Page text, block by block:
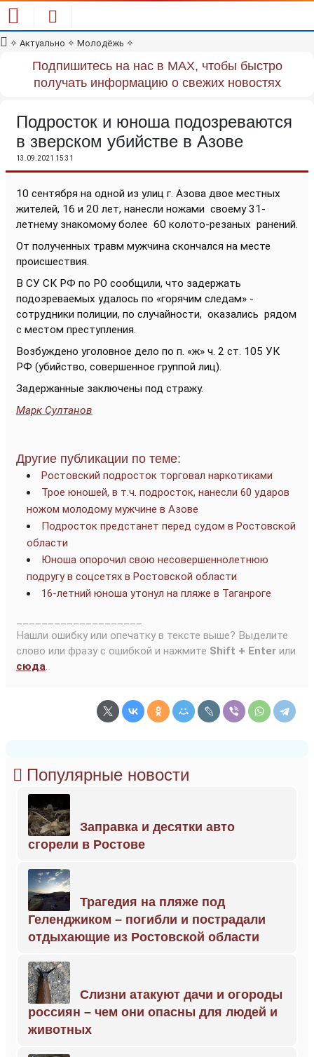
✧ Актуально ✧ Молодёжь ✧
Подпишитесь на нас в MAX, чтобы быстро
получать информацию о свежих новостях
Подросток и юноша подозреваются
в зверском убийстве в Азове
13.09.2021 15:31
10 сентября на одной из улиц г. Азова двое местных
жителей, 16 и 20 лет, нанесли ножами своему 31-
летнему знакомому более 60 колото-резаных ранений.
От полученных травм мужчина скончался на месте
происшествия.
В СУ СК РФ по РО сообщили, что задержать
подозреваемых удалось по «горячим следам» -
сотрудники полиции, по случайности, оказались рядом
с местом преступления.
Возбуждено уголовное дело по п. «ж» ч. 2 ст. 105 УК
РФ (убийство, совершенное группой лиц).
Задержанные заключены под стражу.
Марк Султанов
Другие публикации по теме:
Ростовский подросток торговал наркотиками
Трое юношей, в т.ч. подросток, нанесли 60 ударов
ножом молодому мужчине в Азове
Подросток предстанет перед судом в Ростовской
области
Юноша опорочил свою несовершеннолетнюю
подругу в соцсетях в Ростовской области
16-летний юноша утонул на пляже в Таганроге
Нашли ошибку или опечатку в тексте выше? Выделите
слово или фразу с ошибкой и нажмите Shift + Enter или
сюда.
Популярные новости
Заправка и десятки авто
сгорели в Ростове
Трагедия на пляже под
Геленджиком – погибли и пострадали
отдыхающие из Ростовской области
Слизни атакуют дачи и огороды
россиян – чем они опасны для людей и
животных